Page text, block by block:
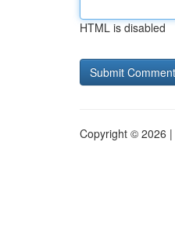
HTML is disabled
Copyright © 2026 |